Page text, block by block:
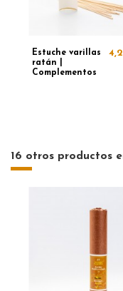
Estuche varillas
ratán |
Complementos
16 otros productos